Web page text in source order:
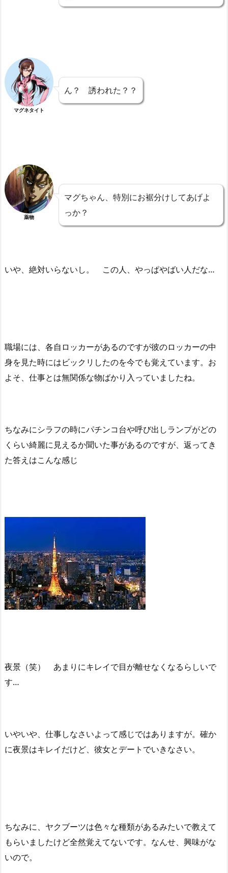
マグネタイト
ん？ 誘われた？？
薬物
マグちゃん、特別にお裾分けしてあげよ
っか？
いや、絶対いらないし。 この人、やっぱやばい人だな…
職場には、各自ロッカーがあるのですが彼のロッカーの中
身を見た時にはビックリしたのを今でも覚えています。お
よそ、仕事とは無関係な物ばかり入っていましたね。
ちなみにシラフの時にパチンコ台や呼び出しランプがどの
くらい綺麗に見えるか聞いた事があるのですが、返ってき
た答えはこんな感じ
夜景（笑） あまりにキレイで目が離せなくなるらしいで
す…
いやいや、仕事しなさいよって感じではありますが。確か
に夜景はキレイだけど、彼女とデートでいきなさい。
ちなみに、ヤクブーツは色々な種類があるみたいで教えて
もらいましたけど全然覚えてないです。なんせ、興味がな
いので。